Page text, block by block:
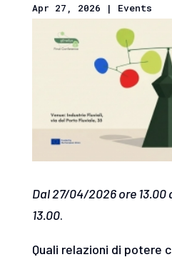
Apr 27, 2026 | Events
Dal 27/04/2026 ore
13.00.
Quali relazioni di potere